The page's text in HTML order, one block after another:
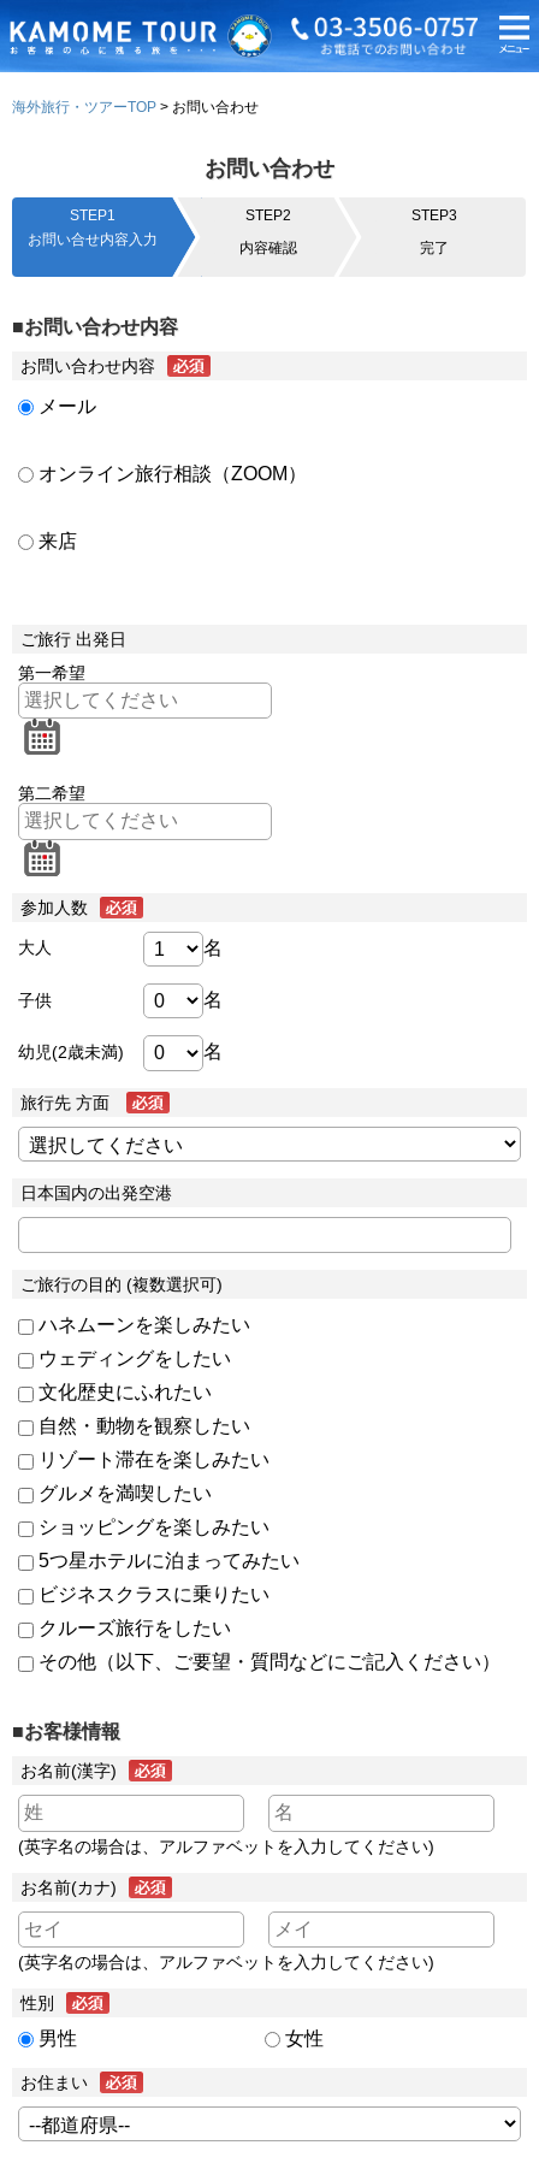
海外旅行・ツアーTOP お問い合わせ
お問い合わせ
STEP1
お問い合せ内容入力
STEP2
内容確認
STEP3
完了
■お問い合わせ内容
お問い合わせ内容
メール
オンライン旅行相談（ZOOM）
来店
ご旅行 出発日
第一希望
第二希望
参加人数
大人 名
子供 名
幼児(2歳未満) 名
旅行先 方面
日本国内の出発空港
ご旅行の目的 (複数選択可)
ハネムーンを楽しみたい
ウェディングをしたい
文化歴史にふれたい
自然・動物を観察したい
リゾート滞在を楽しみたい
グルメを満喫したい
ショッピングを楽しみたい
5つ星ホテルに泊まってみたい
ビジネスクラスに乗りたい
クルーズ旅行をしたい
その他（以下、ご要望・質問などにご記入ください）
■お客様情報
お名前(漢字)
(英字名の場合は、アルファベットを入力してください)
お名前(カナ)
(英字名の場合は、アルファベットを入力してください)
性別
男性 女性
お住まい